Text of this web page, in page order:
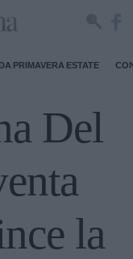
PRIMAVERA ESTATE
Del
la